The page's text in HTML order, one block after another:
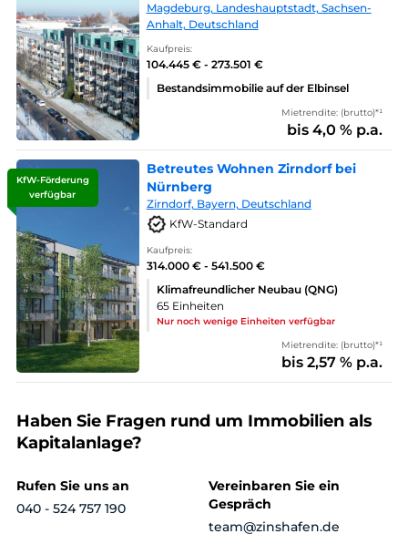
Magdeburg, Landeshauptstadt, Sachsen-
Anhalt, Deutschland
Kaufpreis:
104.445 € - 273.501 €
Bestandsimmobilie auf der Elbinsel
Mietrendite: (brutto)*¹
bis 4,0 % p.a.
KfW-Förderung
verfügbar
Betreutes Wohnen Zirndorf bei
Nürnberg
Zirndorf, Bayern, Deutschland
KfW-Standard
Kaufpreis:
314.000 € - 541.500 €
Klimafreundlicher Neubau (QNG)
65 Einheiten
Nur noch wenige Einheiten verfügbar
Mietrendite: (brutto)*¹
bis 2,57 % p.a.
Haben Sie Fragen rund um Immobilien als
Kapitalanlage?
Rufen Sie uns an
040 - 524 757 190
Vereinbaren Sie ein
Gespräch
team@zinshafen.de